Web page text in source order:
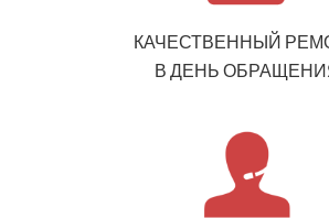
КАЧЕСТВЕННЫЙ
В ДЕНЬ